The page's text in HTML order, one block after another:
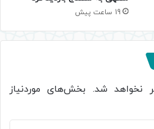
19 ساعت پیش
نخواهد شد. بخش‌های موردنیاز